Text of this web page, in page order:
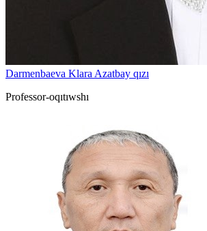
Darmenbaeva Klara Azatbay qızı
Professor-oqıtıwshı